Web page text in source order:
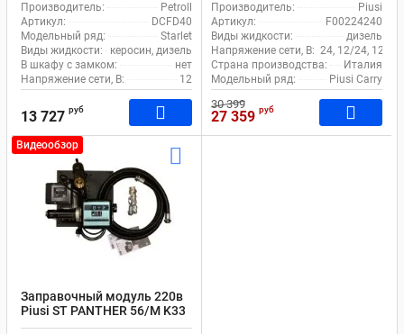
Производитель:
Petroll
Артикул:
DCFD40
Модельный ряд:
Starlet
Виды жидкости:
керосин, дизель
В шкафу с замком:
нет
Напряжение сети, В:
12
13 727 руб
Производитель:
Piusi
Артикул:
F00224240
Виды жидкости:
дизель
Напряжение сети, В: 24, 12/24, 12
Страна производства:
Италия
Модельный ряд:
Piusi Carry
30 399
27 359 руб
Видеообзор
Заправочный модуль 220в
Piusi ST PANTHER 56/M K33
T056PK331